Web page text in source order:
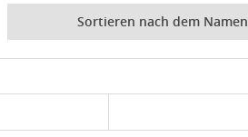
Sortieren nach dem Namen